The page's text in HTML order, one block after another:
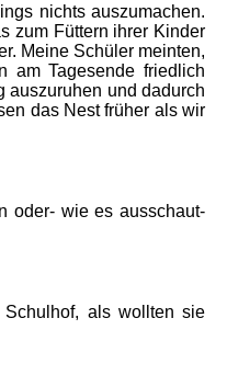
nichts auszumachen.
zum Füttern ihrer Kinder
Meine Schüler meinten,
am Tagesende friedlich
auszuruhen und dadurch
das Nest früher als wir
oder- wie es ausschaut-
als wollten sie